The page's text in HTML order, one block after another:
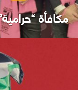
مكافأة